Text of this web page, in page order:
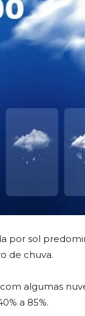
por sol
de chuva.
com algumas
a 85%.